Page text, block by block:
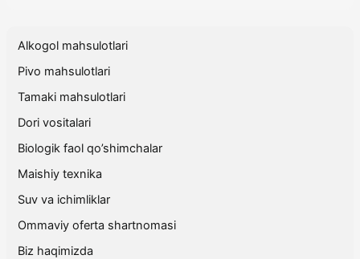
Alkogol mahsulotlari
Pivo mahsulotlari
Tamaki mahsulotlari
Dori vositalari
Biologik faol qo’shimchalar
Maishiy texnika
Suv va ichimliklar
Ommaviy oferta shartnomasi
Biz haqimizda